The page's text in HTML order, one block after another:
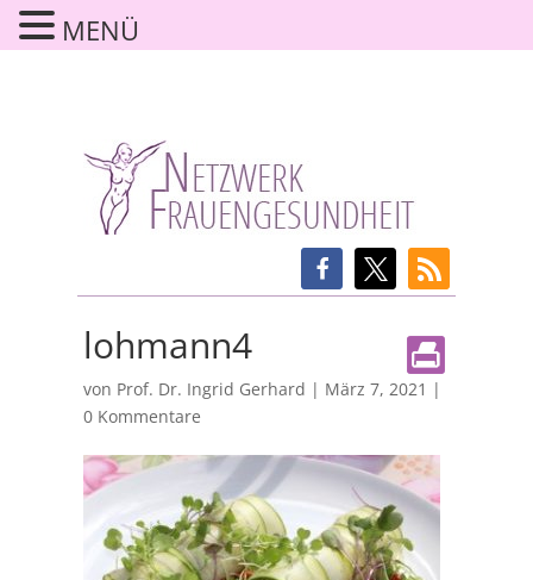
lohmann4
von Prof. Dr. Ingrid Gerhard | März 7, 2021 |
0 Kommentare
MENÜ